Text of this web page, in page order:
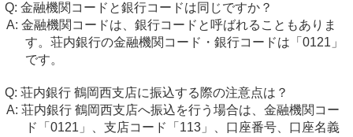
金融機関コードと銀行コードは同じですか？
金融機関コードは、銀行コードと呼ばれることもありま
す。荘内銀行の金融機関コード・銀行コードは「0121」
です。
荘内銀行 鶴岡西支店に振込する際の注意点は？
荘内銀行 鶴岡西支店へ振込を行う場合は、金融機関コー
ド「0121」、支店コード「113」、口座番号、口座名義